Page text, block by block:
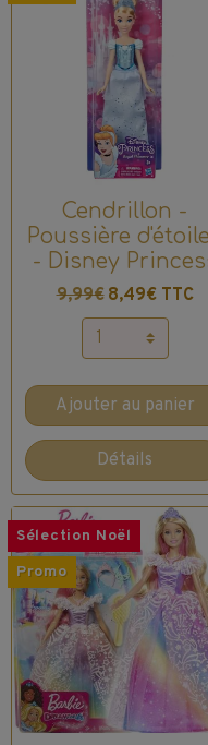
Cendrillon -
Poussière
- Disney
9,99€ 8,49€ TTC
Ajouter au panier
Détails
Sélection Noël
Promo